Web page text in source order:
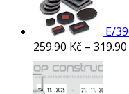
E/
259.90 Kč – 319.90